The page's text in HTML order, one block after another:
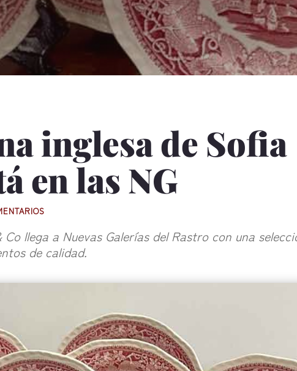
inglesa de Sofia
en las NG
llega a Nuevas Galerías del Rastro con una
de calidad.